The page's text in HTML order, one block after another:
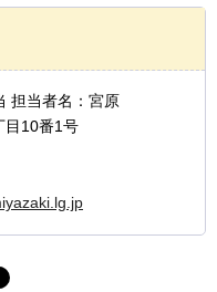
担当者名：宮原
10番1号